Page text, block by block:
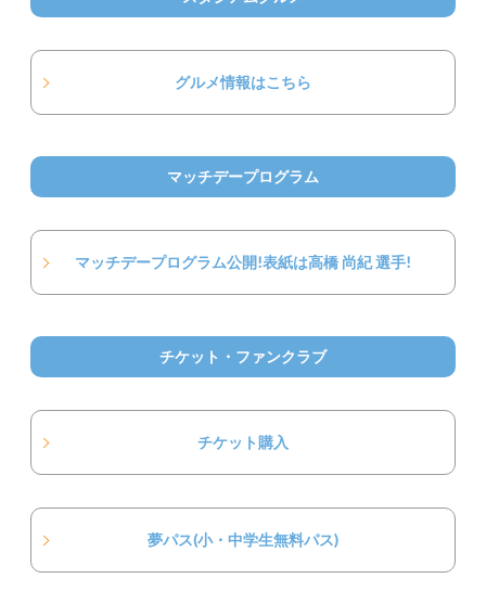
グルメ情報はこちら
マッチデープログラム
マッチデープログラム公開!表紙は高橋 尚紀 選手!
チケット・ファンクラブ
チケット購入
夢パス(小・中学生無料パス)